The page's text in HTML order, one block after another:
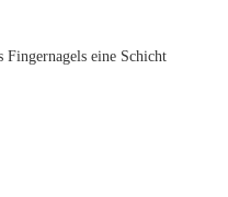
eine Schicht